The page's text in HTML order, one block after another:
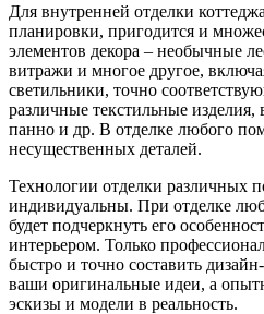
Для внутренней отделки
планировки, пригодится и
элементов декора – необычные
витражи и многое другое,
светильники, точно
различные текстильные изделия,
панно и др. В отделке любого
несущественных деталей.
Технологии отделки различных
индивидуальны. При отделке
будет подчеркнуть его
интерьером. Только
быстро и точно составить
ваши оригинальные идеи, а
эскизы и модели в реальность.